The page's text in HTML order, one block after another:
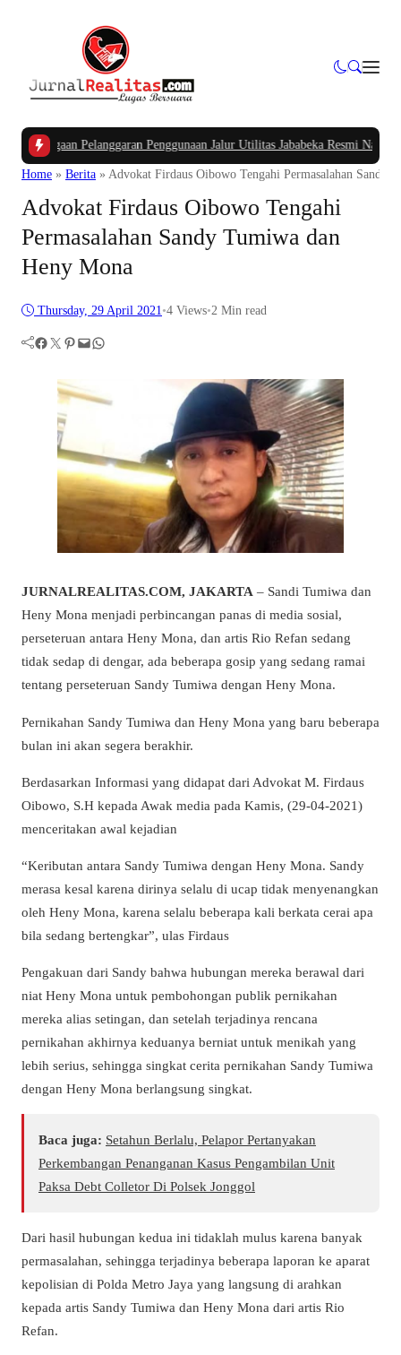
Pelanggaran Penggunaan Jalur Utilitas Jababeka Resmi Naik ke
Home » Berita » Advokat Firdaus Oibowo Tengahi Permasalahan Sandy
Advokat Firdaus Oibowo Tengahi
Permasalahan Sandy Tumiwa dan
Heny Mona
Thursday, 29 April 2021•4 Views•2 Min read
Facebook Twitter Pinterest Mail WhatsApp
JURNALREALITAS.COM, JAKARTA – Sandi Tumiwa dan
Heny Mona menjadi perbincangan panas di media sosial,
perseteruan antara Heny Mona, dan artis Rio Refan sedang
tidak sedap di dengar, ada beberapa gosip yang sedang ramai
tentang perseteruan Sandy Tumiwa dengan Heny Mona.
Pernikahan Sandy Tumiwa dan Heny Mona yang baru beberapa
bulan ini akan segera berakhir.
Berdasarkan Informasi yang didapat dari Advokat M. Firdaus
Oibowo, S.H kepada Awak media pada Kamis, (29-04-2021)
menceritakan awal kejadian
“Keributan antara Sandy Tumiwa dengan Heny Mona. Sandy
merasa kesal karena dirinya selalu di ucap tidak menyenangkan
oleh Heny Mona, karena selalu beberapa kali berkata cerai apa
bila sedang bertengkar”, ulas Firdaus
Pengakuan dari Sandy bahwa hubungan mereka berawal dari
niat Heny Mona untuk pembohongan publik pernikahan
mereka alias setingan, dan setelah terjadinya rencana
pernikahan akhirnya keduanya berniat untuk menikah yang
lebih serius, sehingga singkat cerita pernikahan Sandy Tumiwa
dengan Heny Mona berlangsung singkat.
Baca juga: Setahun Berlalu, Pelapor Pertanyakan
Perkembangan Penanganan Kasus Pengambilan Unit
Paksa Debt Colletor Di Polsek Jonggol
Dari hasil hubungan kedua ini tidaklah mulus karena banyak
permasalahan, sehingga terjadinya beberapa laporan ke aparat
kepolisian di Polda Metro Jaya yang langsung di arahkan
kepada artis Sandy Tumiwa dan Heny Mona dari artis Rio
Refan.